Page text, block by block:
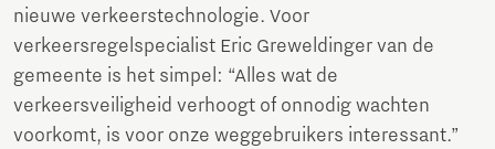
nieuwe verkeerstechnologie. Voor
verkeersregelspecialist Eric Greweldinger van de
gemeente is het simpel: “Alles wat de
verkeersveiligheid verhoogt of onnodig wachten
voorkomt, is voor onze weggebruikers interessant.”